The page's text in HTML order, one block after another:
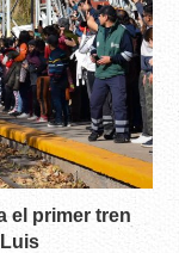
el primer tren